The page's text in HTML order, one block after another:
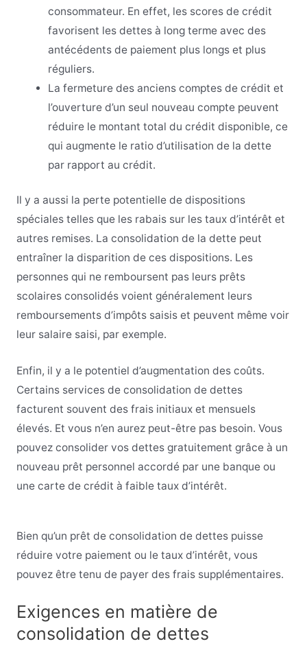
consommateur. En effet, les scores de crédit
favorisent les dettes à long terme avec des
antécédents de paiement plus longs et plus
réguliers.
La fermeture des anciens comptes de crédit et
l’ouverture d’un seul nouveau compte peuvent
réduire le montant total du crédit disponible, ce
qui augmente le ratio d’utilisation de la dette
par rapport au crédit.
Il y a aussi la perte potentielle de dispositions
spéciales telles que les rabais sur les taux d’intérêt et
autres remises. La consolidation de la dette peut
entraîner la disparition de ces dispositions. Les
personnes qui ne remboursent pas leurs prêts
scolaires consolidés voient généralement leurs
remboursements d’impôts saisis et peuvent même voir
leur salaire saisi, par exemple.
Enfin, il y a le potentiel d’augmentation des coûts.
Certains services de consolidation de dettes
facturent souvent des frais initiaux et mensuels
élevés. Et vous n’en aurez peut-être pas besoin. Vous
pouvez consolider vos dettes gratuitement grâce à un
nouveau prêt personnel accordé par une banque ou
une carte de crédit à faible taux d’intérêt.
Bien qu’un prêt de consolidation de dettes puisse
réduire votre paiement ou le taux d’intérêt, vous
pouvez être tenu de payer des frais supplémentaires.
Exigences en matière de
consolidation de dettes